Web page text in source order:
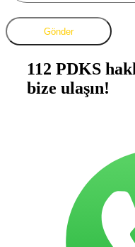
112 PDKS
bize ulaşın!